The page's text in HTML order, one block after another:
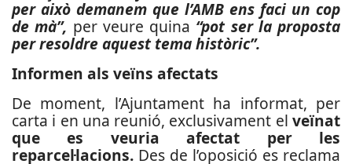
per això demanem que l’AMB ens faci un cop
de mà”, per veure quina “pot ser la proposta
per resoldre aquest tema històric”.
Informen als veïns afectats
De moment, l’Ajuntament ha informat, per
carta i en una reunió, exclusivament el veïnat
que es veuria afectat per les
reparcel·lacions. Des de l’oposició es reclama